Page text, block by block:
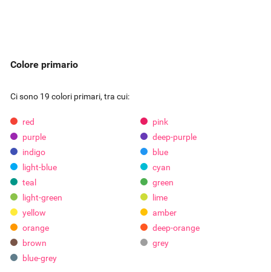
Colore primario
Ci sono 19 colori primari, tra cui:
red
pink
purple
deep-purple
indigo
blue
light-blue
cyan
teal
green
light-green
lime
yellow
amber
orange
deep-orange
brown
grey
blue-grey